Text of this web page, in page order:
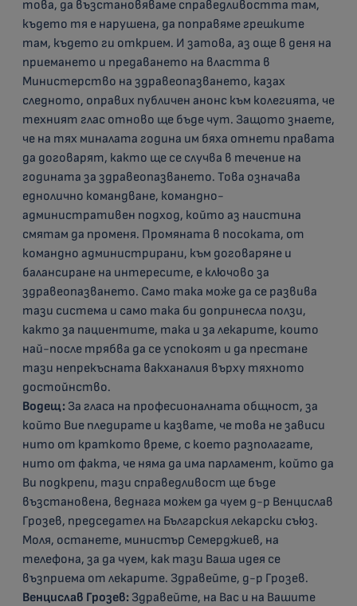
това, да възстановяваме справедливостта там,
където тя е нарушена, да поправяме грешките
там, където ги открием. И затова, аз още в деня на
приемането и предаването на властта в
Министерство на здравеопазването, казах
следното, оправих публичен анонс към колегията, че
техният глас отново ще бъде чут. Защото знаете,
че на тях миналата година им бяха отнети правата
да договарят, както ще се случва в течение на
годината за здравеопазването. Това означава
еднолично командване, командно-
административен подход, който аз наистина
смятам да променя. Промяната в посоката, от
командно администрирани, към договаряне и
балансиране на интересите, е ключово за
здравеопазването. Само така може да се развива
тази система и само така би допринесла ползи,
както за пациентите, така и за лекарите, които
най-после трябва да се успокоят и да престане
тази непрекъсната вакханалия върху тяхното
достойнство.
Водещ: За гласа на професионалната общност, за
който Вие пледирате и казвате, че това не зависи
нито от краткото време, с което разполагате,
нито от факта, че няма да има парламент, който да
Ви подкрепи, тази справедливост ще бъде
възстановена, веднага можем да чуем д-р Венцислав
Грозев, председател на Българския лекарски съюз.
Моля, останете, министър Семерджиев, на
телефона, за да чуем, как тази Ваша идея се
възприема от лекарите. Здравейте, д-р Грозев.
Венцислав Грозев: Здравейте, на Вас и на Вашите